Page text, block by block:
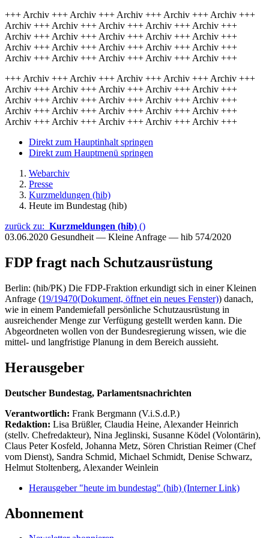
+++ Archiv +++ Archiv +++ Archiv +++ Archiv +++ Archiv +++
Archiv +++ Archiv +++ Archiv +++ Archiv +++ Archiv +++
Archiv +++ Archiv +++ Archiv +++ Archiv +++ Archiv +++
Archiv +++ Archiv +++ Archiv +++ Archiv +++ Archiv +++
Archiv +++ Archiv +++ Archiv +++ Archiv +++ Archiv +++
+++ Archiv +++ Archiv +++ Archiv +++ Archiv +++ Archiv +++
Archiv +++ Archiv +++ Archiv +++ Archiv +++ Archiv +++
Archiv +++ Archiv +++ Archiv +++ Archiv +++ Archiv +++
Archiv +++ Archiv +++ Archiv +++ Archiv +++ Archiv +++
Archiv +++ Archiv +++ Archiv +++ Archiv +++ Archiv +++
Direkt zum Hauptinhalt springen
Direkt zum Hauptmenü springen
Webarchiv
Presse
Kurzmeldungen (hib)
Heute im Bundestag (hib)
zurück zu: Kurzmeldungen (hib) ()
03.06.2020 Gesundheit — Kleine Anfrage — hib 574/2020
FDP fragt nach Schutzausrüstung
Berlin: (hib/PK) Die FDP-Fraktion erkundigt sich in einer Kleinen
Anfrage (19/19470(Dokument, öffnet ein neues Fenster)) danach,
wie in einem Pandemiefall persönliche Schutzausrüstung in
ausreichender Menge zur Verfügung gestellt werden kann. Die
Abgeordneten wollen von der Bundesregierung wissen, wie die
mittel- und langfristige Planung in dem Bereich aussieht.
Herausgeber
Deutscher Bundestag, Parlamentsnachrichten
Verantwortlich: Frank Bergmann (V.i.S.d.P.)
Redaktion: Lisa Brüßler, Claudia Heine, Alexander Heinrich
(stellv. Chefredakteur), Nina Jeglinski, Susanne Ködel (Volontärin),
Claus Peter Kosfeld, Johanna Metz, Sören Christian Reimer (Chef
vom Dienst), Sandra Schmid, Michael Schmidt, Denise Schwarz,
Helmut Stoltenberg, Alexander Weinlein
Herausgeber "heute im bundestag" (hib) (Interner Link)
Abonnement